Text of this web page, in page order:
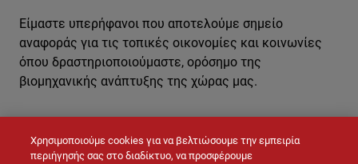
ΕΠΙΚΟΙΝΩΝΉΣΤΕ ΜΑΖΊ ΜΑΣ
Είμαστε υπερήφανοι που αποτελούμε σημείο
αναφοράς για τις τοπικές οικονομίες και κοινωνίες
όπου δραστηριοποιούμαστε, ορόσημο της
βιομηχανικής ανάπτυξης της χώρας μας.
Χρησιμοποιούμε cookies για να βελτιώσουμε την εμπειρία
περιήγησής σας στο διαδίκτυο, να προσφέρουμε